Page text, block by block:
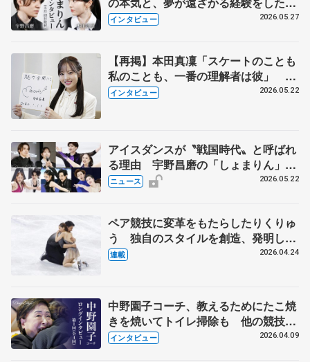
田真凜の覚悟
インタビュー 2026.05.27
【再掲】本田真凜「スケートのことも
私のことも、一番の理解者は彼」 引
退時の単独インタビューで語った競技
インタビュー 2026.05.22
アイスダンスが〝戦国時代〟と呼ばれ
る理由 宇野昌磨の「しょまりん」ら
実力者が相次いで参戦 国内の競争激
ニュース 2026.05.22
ペア競技に変革をもたらしたりくりゅ
う 独自のスタイルを創造、発明した
【引退発表後②】
連載 2026.04.24
中野園子コーチ、教えるためにたこ焼
きを焼いてトイレ掃除も 他の競技に
も通用するという坂本花織の筋肉
インタビュー 2026.04.09